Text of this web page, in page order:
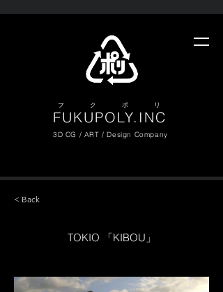
​フ ク ポ リ
FUKUPOLY.INC
3D CG / ART / Design Company
< Back
TOKIO 「KIBOU」